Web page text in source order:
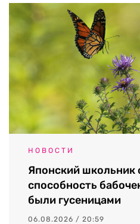
НОВОСТИ
Японский школьник
способность
были гусеницами
06.08.2026 / 20:59